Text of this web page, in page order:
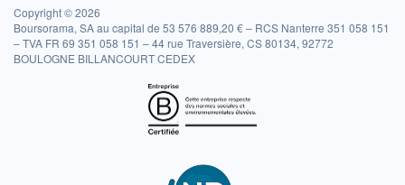
Copyright © 2026
Boursorama, SA au capital de 53 576 889,20 € – RCS Nanterre 351 058 151
– TVA FR 69 351 058 151 – 44 rue Traversière, CS 80134, 92772
BOULOGNE BILLANCOURT CEDEX